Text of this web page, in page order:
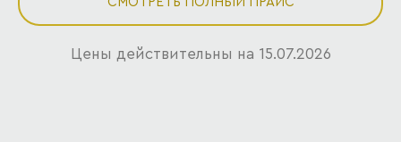
Цены действительны на 15.07.2026